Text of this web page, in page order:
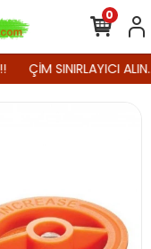
ÇİM SINIRLAYICI
0